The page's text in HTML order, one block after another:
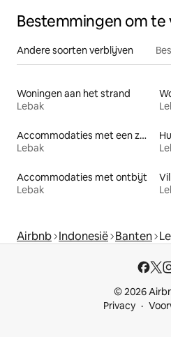
Bestemmingen om te
Andere soorten verblijven
Woningen aan het strand
Lebak
Accommodaties met een zwembad
Lebak
Accommodaties met ontbijt
Lebak
Airbnb Indonesië Banten
© 2026
Privacy